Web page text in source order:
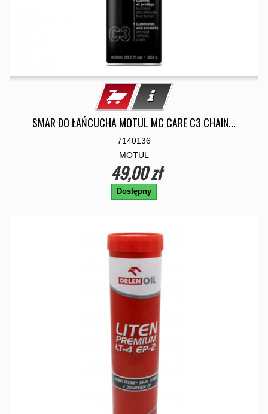
SMAR DO ŁAŃCUCHA MOTUL MC CARE C3 CHAIN...
7140136
MOTUL
49,00 zł
Dostępny